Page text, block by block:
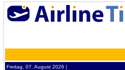
Freitag, 07. August 2026 ¦